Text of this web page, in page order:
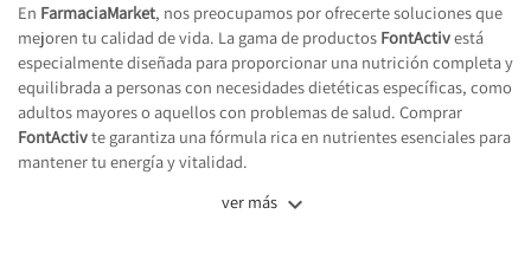
En FarmaciaMarket, nos preocupamos por ofrecerte soluciones que
mejoren tu calidad de vida. La gama de productos FontActivestá
especialmente diseñada para proporcionar una nutrición completa y
equilibrada a personas con necesidades dietéticas específicas, como
adultos mayores o aquellos con problemas de salud. Comprar
FontActivte garantiza una fórmula rica en nutrientes esenciales para
mantener tu energía y vitalidad.
ver más 